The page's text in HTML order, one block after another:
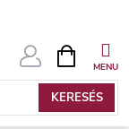
KERESÉS
KOSÁR